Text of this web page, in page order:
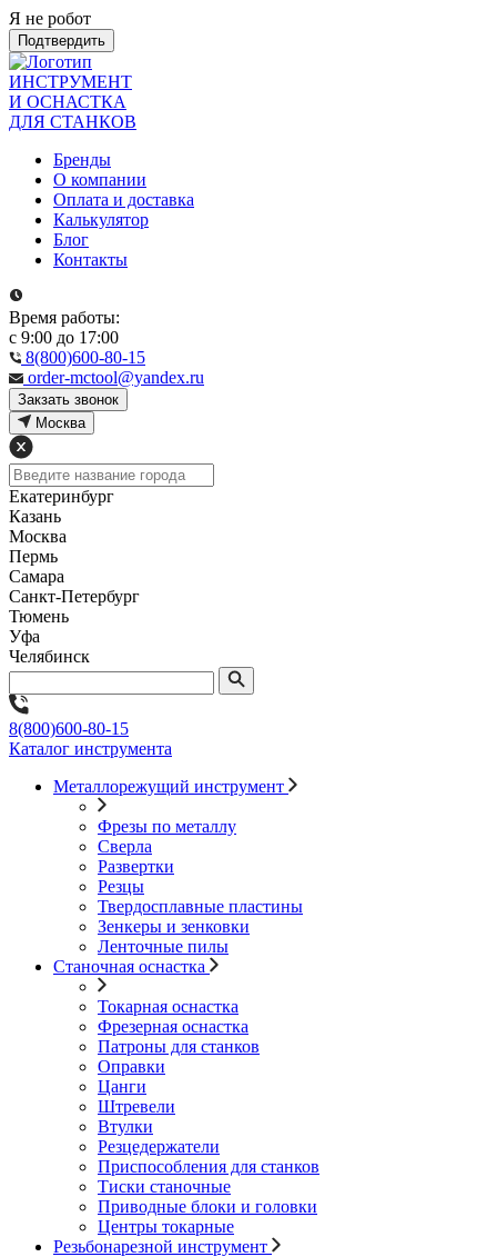
Я не робот
Подтвердить
ИНСТРУМЕНТ
И ОСНАСТКА
ДЛЯ СТАНКОВ
Бренды
О компании
Оплата и доставка
Калькулятор
Блог
Контакты
Время работы:
с 9:00 до 17:00
8(800)600-80-15
order-mctool@yandex.ru
Закзать звонок
Москва
Екатеринбург
Казань
Москва
Пермь
Самара
Санкт-Петербург
Тюмень
Уфа
Челябинск
8(800)600-80-15
Каталог инструмента
Металлорежущий инструмент
Фрезы по металлу
Сверла
Развертки
Резцы
Твердосплавные пластины
Зенкеры и зенковки
Ленточные пилы
Станочная оснастка
Токарная оснастка
Фрезерная оснастка
Патроны для станков
Оправки
Цанги
Штревели
Втулки
Резцедержатели
Приспособления для станков
Тиски станочные
Приводные блоки и головки
Центры токарные
Резьбонарезной инструмент